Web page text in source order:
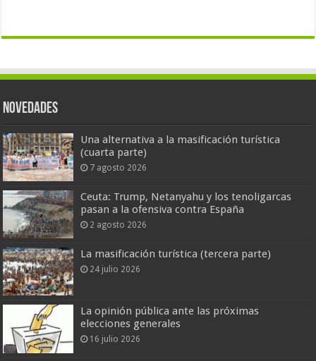
Novedades
Una alternativa a la masificación turística
(cuarta parte)
7 agosto 2026
Ceuta: Trump, Netanyahu y los tenoligarcas
pasan a la ofensiva contra España
2 agosto 2026
La masificación turística (tercera parte)
24 julio 2026
La opinión pública ante las próximas
elecciones generales
16 julio 2026